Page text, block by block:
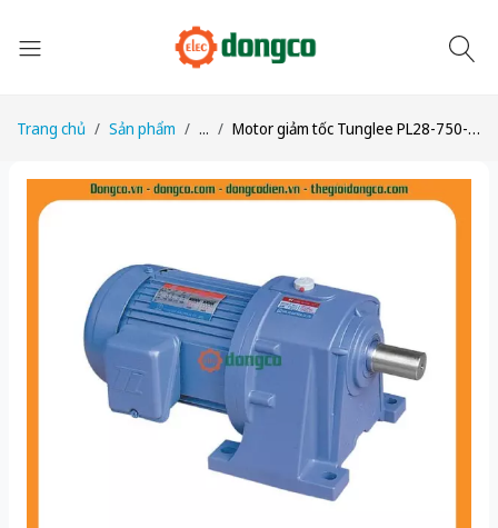
Trang chủ Sản phẩm ... Motor giảm tốc Tunglee PL28-750-15C 750W 1:15 ~100rpm Chân đế